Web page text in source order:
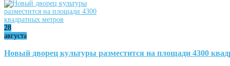
28
августа
Новый дворец культуры разместится на площади 4300